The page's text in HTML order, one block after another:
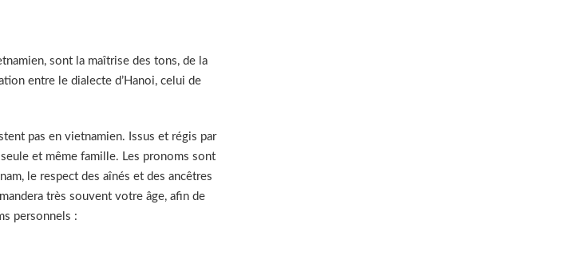
sont la maîtrise des tons, de la
entre le dialecte d’Hanoi, celui de
pas en vietnamien. Issus et régis par
et même famille. Les pronoms sont
le respect des aînés et des ancêtres
très souvent votre âge, afin de
personnels :